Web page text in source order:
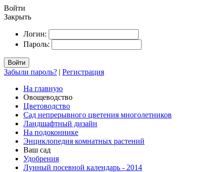
Войти
Закрыть
Логин:
Пароль:
Войти
Забыли пароль? | Регистрация
На главную
Овощеводство
Цветоводство
Сад непрерывного цветения многолетников
Ландшафтный дизайн
На подоконнике
Энциклопедия комнатных растений
Ваш сад
Удобрения
Лунный посевной календарь - 2014